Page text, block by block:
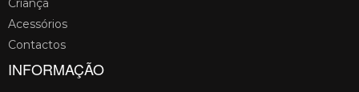
Criança
Acessórios
Contactos
INFORMAÇÃO